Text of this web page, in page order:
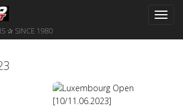
✰ SINCE 1980